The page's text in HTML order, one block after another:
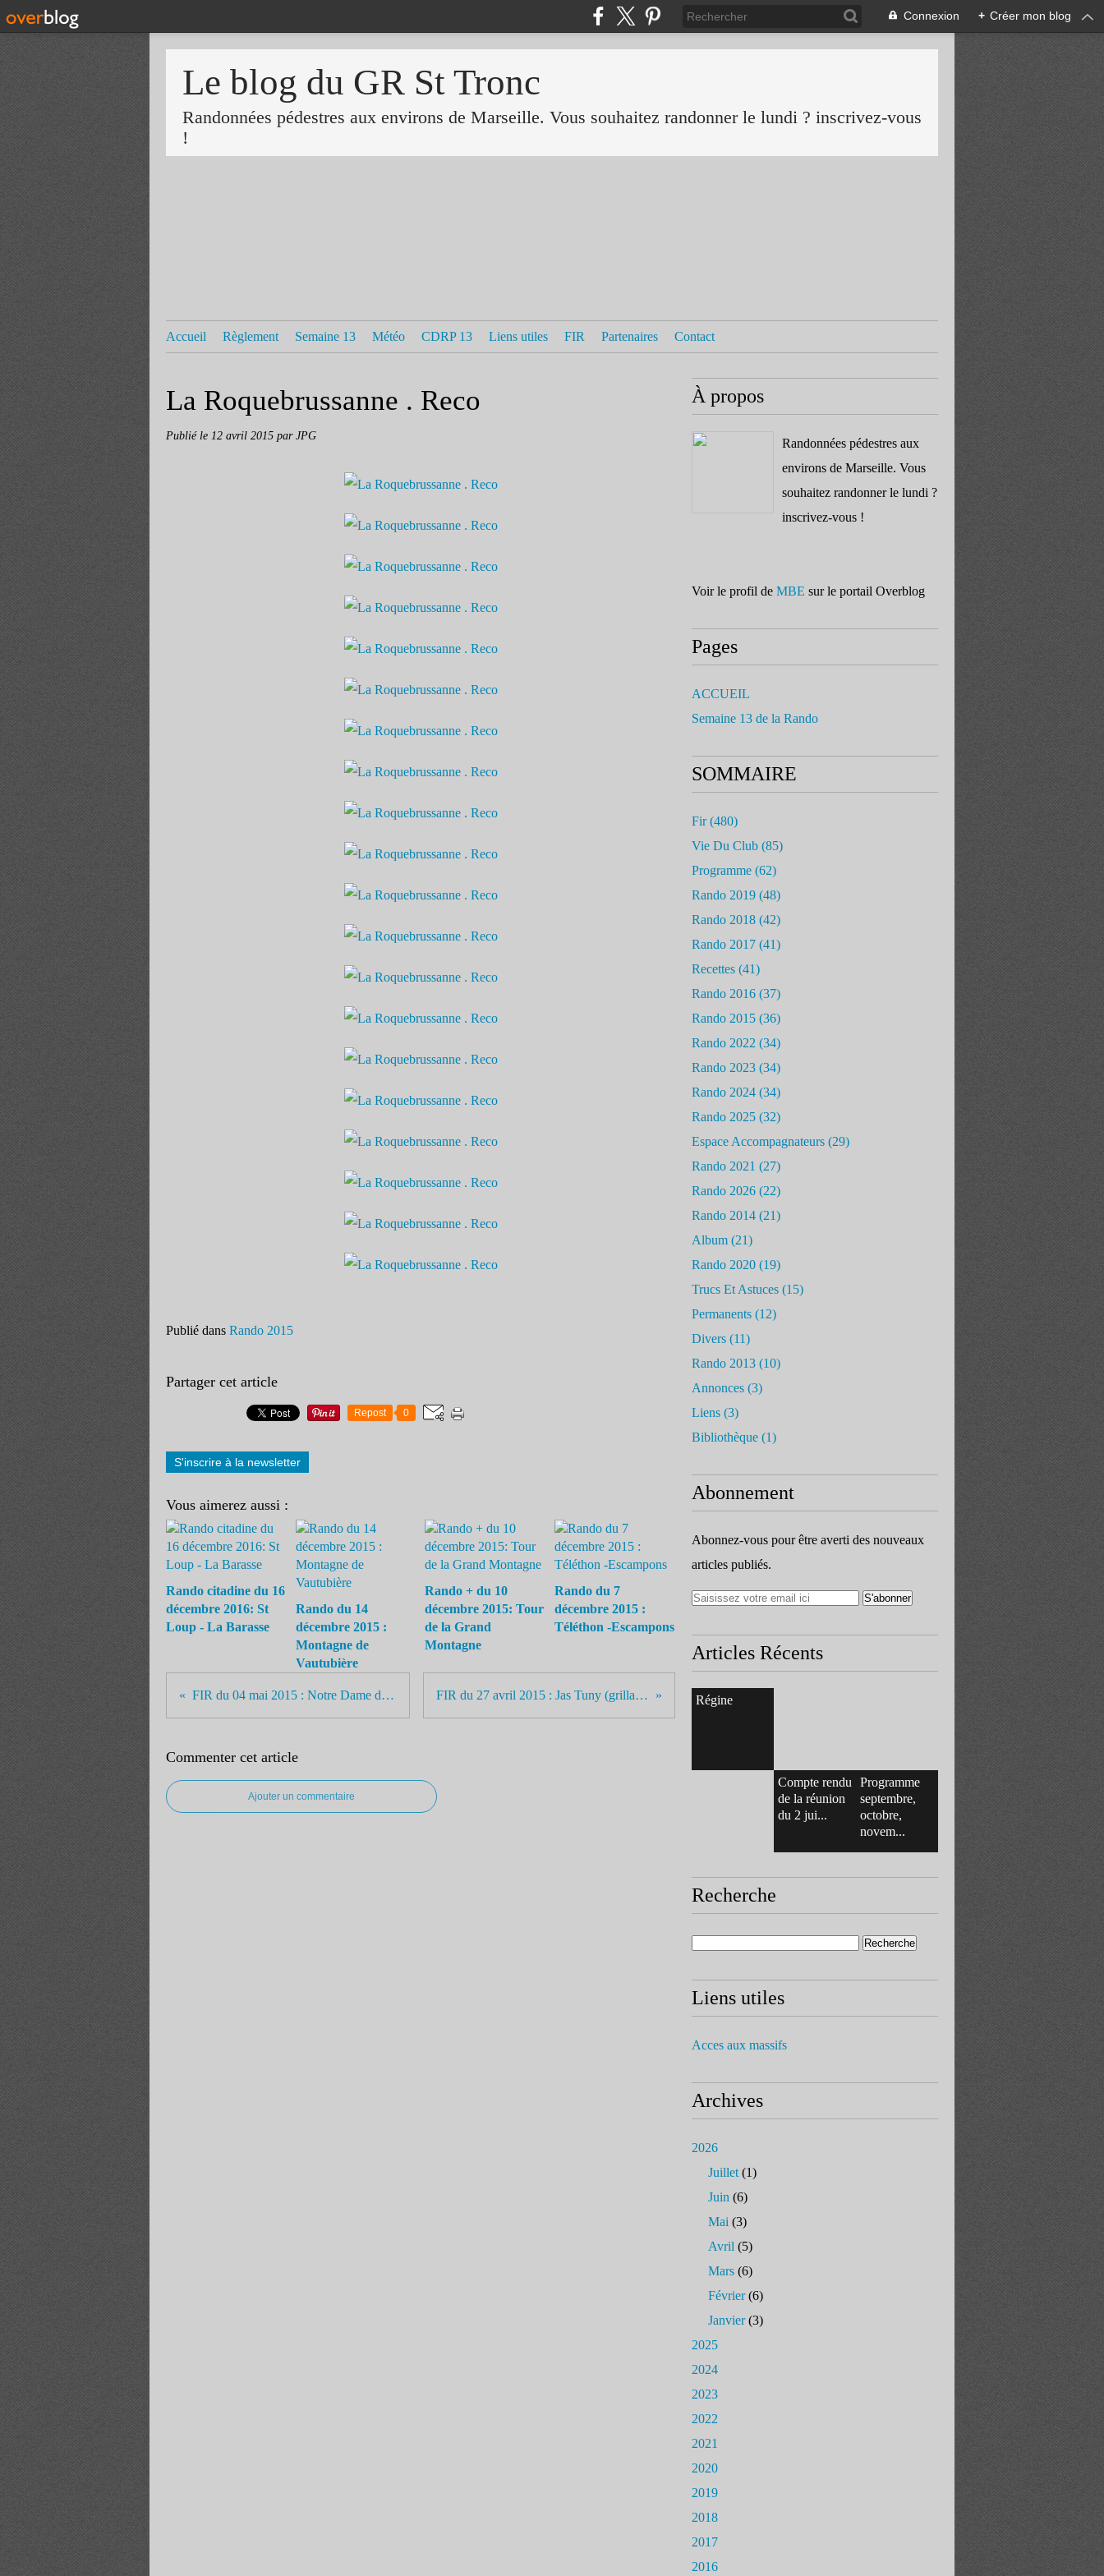
Connexion + Créer mon blog
Le blog du GR St Tronc
Randonnées pédestres aux environs de Marseille. Vous souhaitez randonner le lundi ? inscrivez-vous
!
Accueil Règlement Semaine 13 Météo CDRP 13 Liens utiles FIR Partenaires Contact
La Roquebrussanne . Reco
Publié le 12 avril 2015 par JPG
Publié dans Rando 2015
Partager cet article
Repost 0
S'inscrire à la newsletter
Vous aimerez aussi :
Rando citadine du 16
décembre 2016: St
Loup - La Barasse
Rando du 14
décembre 2015 :
Montagne de
Vautubière
Rando + du 10
décembre 2015: Tour
de la Grand
Montagne
Rando du 7
décembre 2015 :
Téléthon -Escampons
FIR du 04 mai 2015 : Notre Dame du Mai FIR du 27 avril 2015 : Jas Tuny (grillades!!)
Commenter cet article
Ajouter un commentaire
À propos
Randonnées pédestres aux
environs de Marseille. Vous
souhaitez randonner le lundi ?
inscrivez-vous !
Voir le profil de MBE sur le portail Overblog
Pages
ACCUEIL
Semaine 13 de la Rando
SOMMAIRE
Fir(480)
Vie Du Club (85)
Programme (62)
Rando 2019 (48)
Rando 2018 (42)
Rando 2017 (41)
Recettes (41)
Rando 2016 (37)
Rando 2015 (36)
Rando 2022 (34)
Rando 2023 (34)
Rando 2024 (34)
Rando 2025 (32)
Espace Accompagnateurs (29)
Rando 2021 (27)
Rando 2026 (22)
Rando 2014 (21)
Album (21)
Rando 2020 (19)
Trucs Et Astuces (15)
Permanents (12)
Divers (11)
Rando 2013 (10)
Annonces (3)
Liens (3)
Bibliothèque (1)
Abonnement
Abonnez-vous pour être averti des nouveaux
articles publiés.
Articles Récents
Régine
Compte rendu
de la réunion
du 2 jui...
Programme
septembre,
octobre,
novem...
Recherche
Liens utiles
Acces aux massifs
Archives
2026
Juillet (1)
Juin (6)
Mai (3)
Avril (5)
Mars (6)
Février(6)
Janvier(3)
2025
2024
2023
2022
2021
2020
2019
2018
2017
2016